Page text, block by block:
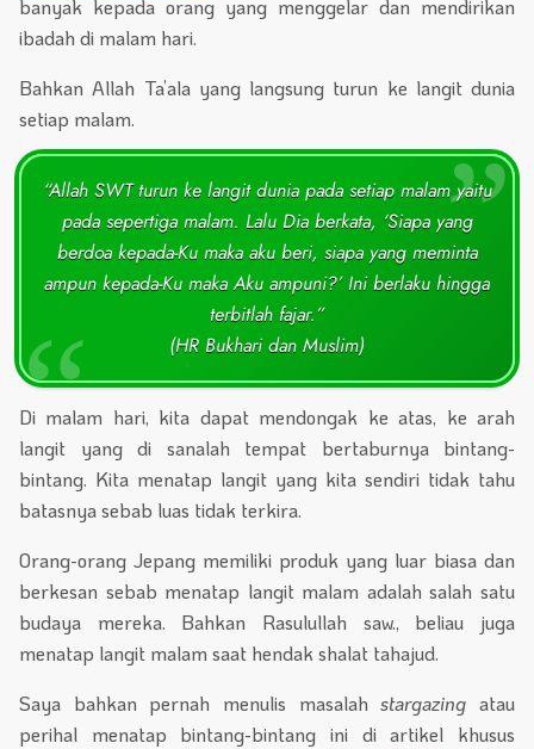
banyak kepada orang yang menggelar dan mendirikan
ibadah di malam hari.
Bahkan Allah Ta’ala yang langsung turun ke langit dunia
setiap malam.
“Allah SWT turun ke langit dunia pada setiap malam yaitu
pada sepertiga malam. Lalu Dia berkata, ‘Siapa yang
berdoa kepada-Ku maka aku beri, siapa yang meminta
ampun kepada-Ku maka Aku ampuni?’ Ini berlaku hingga
terbitlah fajar.”
(HR Bukhari dan Muslim)
Di malam hari, kita dapat mendongak ke atas, ke arah
langit yang di sanalah tempat bertaburnya bintang-
bintang. Kita menatap langit yang kita sendiri tidak tahu
batasnya sebab luas tidak terkira.
Orang-orang Jepang memiliki produk yang luar biasa dan
berkesan sebab menatap langit malam adalah salah satu
budaya mereka. Bahkan Rasulullah saw., beliau juga
menatap langit malam saat hendak shalat tahajud.
Saya bahkan pernah menulis masalahstargazing atau
perihal menatap bintang-bintang ini di artikel khusus